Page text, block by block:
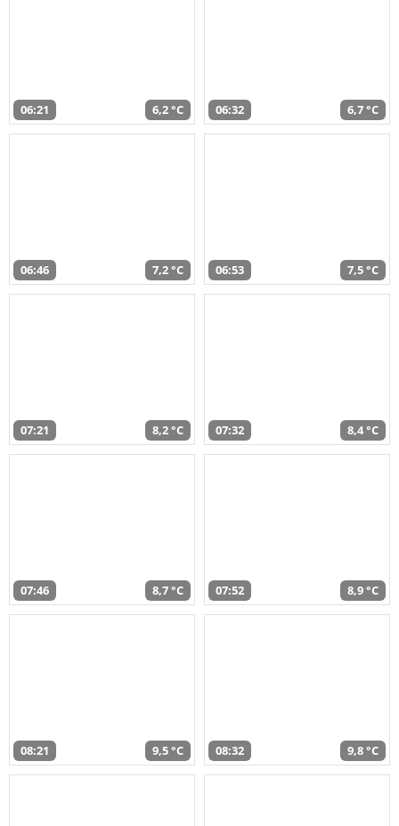
06:21 6,2 °C 06:32 6,7 °C
06:46 7,2 °C 06:53 7,5 °C
07:21 8,2 °C 07:32 8,4 °C
07:46 8,7 °C 07:52 8,9 °C
08:21 9,5 °C 08:32 9,8 °C